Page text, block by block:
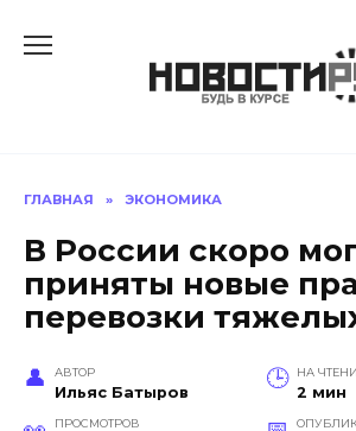
ГЛАВНАЯ » ЭКОНОМИКА
В России скоро
приняты новые
перевозки
АВТОР
Ильяс Батыров
НА
2 мин
ПРОСМОТРОВ